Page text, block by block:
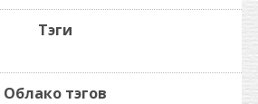
Тэги
Облако тэгов